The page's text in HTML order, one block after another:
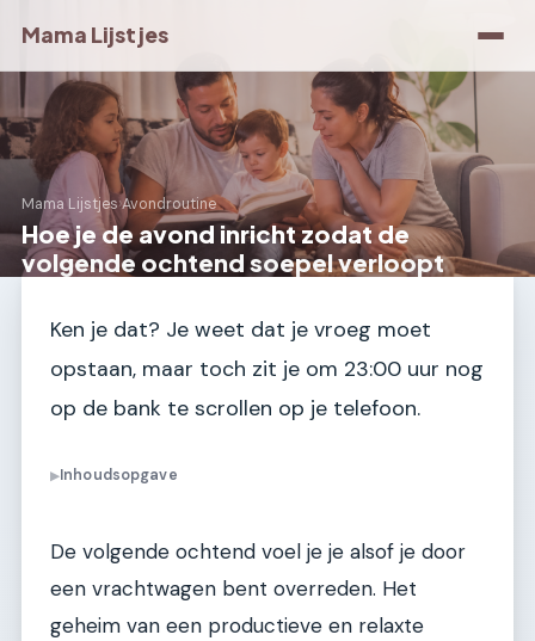
Mama Lijstjes
Mama Lijstjes›Avondroutine
Hoe je de avond inricht zodat de
volgende ochtend soepel verloopt
Ken je dat? Je weet dat je vroeg moet
opstaan, maar toch zit je om 23:00 uur nog
op de bank te scrollen op je telefoon.
▶Inhoudsopgave
De volgende ochtend voel je je alsof je door
een vrachtwagen bent overreden. Het
geheim van een productieve en relaxte